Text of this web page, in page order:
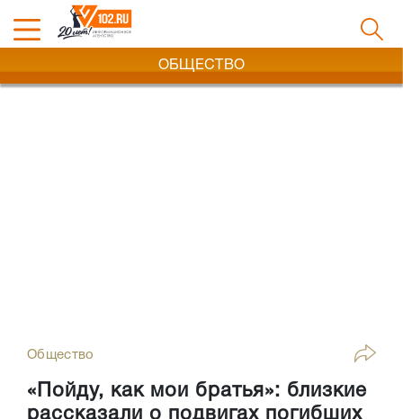
ОБЩЕСТВО
Общество
«Пойду, как мои братья»: близкие
рассказали о подвигах погибших